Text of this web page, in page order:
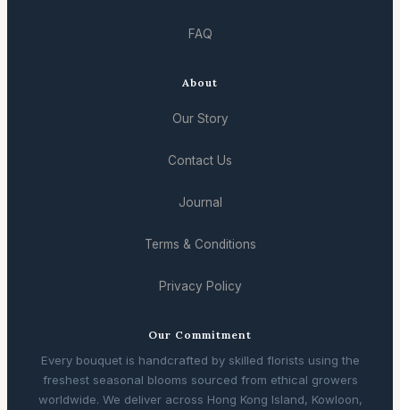
FAQ
About
Our Story
Contact Us
Journal
Terms & Conditions
Privacy Policy
Our Commitment
Every bouquet is handcrafted by skilled florists using the
freshest seasonal blooms sourced from ethical growers
worldwide. We deliver across Hong Kong Island, Kowloon,